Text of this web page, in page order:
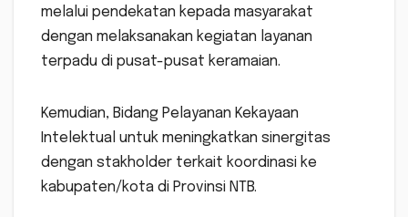
melalui pendekatan kepada masyarakat
dengan melaksanakan kegiatan layanan
terpadu di pusat-pusat keramaian.
Kemudian, Bidang Pelayanan Kekayaan
Intelektual untuk meningkatkan sinergitas
dengan stakholder terkait koordinasi ke
kabupaten/kota di Provinsi NTB.